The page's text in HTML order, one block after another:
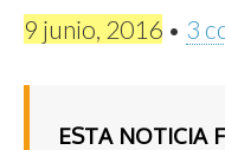
9 junio, 2016 • 3
ESTA NOTICIA